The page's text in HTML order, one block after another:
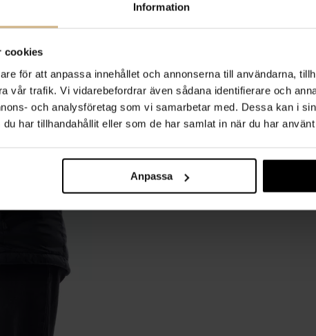
Information
cookies
för att anpassa innehållet och annonserna till användarna,
vår trafik. Vi vidarebefordrar även sådana identifierare och
och analysföretag som vi samarbetar med. Dessa kan i
har tillhandahållit eller som de har samlat in när du har
Anpassa